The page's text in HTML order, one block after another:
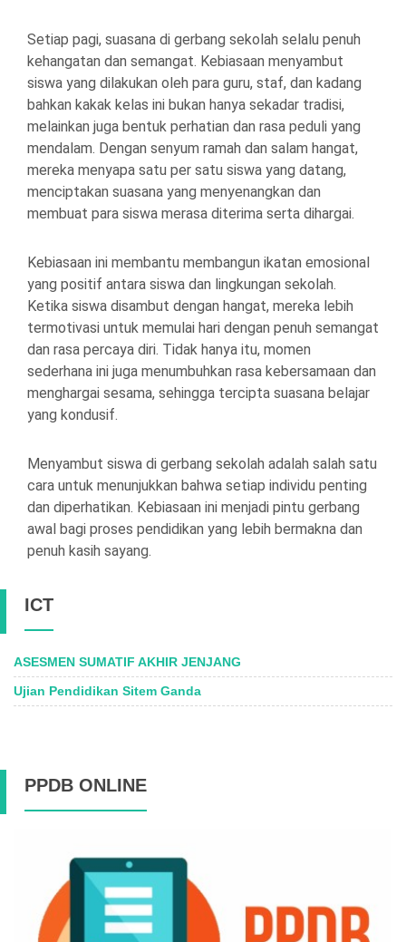
Setiap pagi, suasana di gerbang sekolah selalu penuh
kehangatan dan semangat. Kebiasaan menyambut
siswa yang dilakukan oleh para guru, staf, dan kadang
bahkan kakak kelas ini bukan hanya sekadar tradisi,
melainkan juga bentuk perhatian dan rasa peduli yang
mendalam. Dengan senyum ramah dan salam hangat,
mereka menyapa satu per satu siswa yang datang,
menciptakan suasana yang menyenangkan dan
membuat para siswa merasa diterima serta dihargai.
Kebiasaan ini membantu membangun ikatan emosional
yang positif antara siswa dan lingkungan sekolah.
Ketika siswa disambut dengan hangat, mereka lebih
termotivasi untuk memulai hari dengan penuh semangat
dan rasa percaya diri. Tidak hanya itu, momen
sederhana ini juga menumbuhkan rasa kebersamaan dan
menghargai sesama, sehingga tercipta suasana belajar
yang kondusif.
Menyambut siswa di gerbang sekolah adalah salah satu
cara untuk menunjukkan bahwa setiap individu penting
dan diperhatikan. Kebiasaan ini menjadi pintu gerbang
awal bagi proses pendidikan yang lebih bermakna dan
penuh kasih sayang.
ICT
ASESMEN SUMATIF AKHIR JENJANG
Ujian Pendidikan Sitem Ganda
PPDB ONLINE